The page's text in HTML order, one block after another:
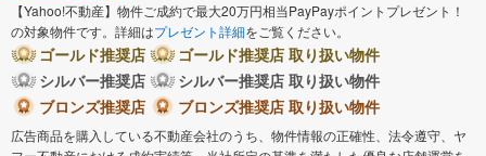
【Yahoo!不動産】物件ご成約で最大20万円相当PayPayポイントプレゼント！
の対象物件です。詳細はプレゼント詳細をご覧ください。
ゴールド推奨店
ゴールド推奨店 取り扱い物件
シルバー推奨店
シルバー推奨店 取り扱い物件
ブロンズ推奨店
ブロンズ推奨店 取り扱い物件
広告商品を購入している不動産会社のうち、物件情報の正確性、法令遵守、ヤ